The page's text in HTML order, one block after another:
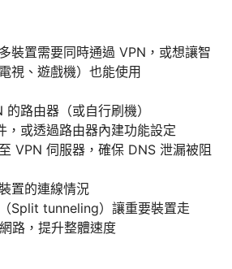
裝置需要同時通過 VPN，或想讓智
視、遊戲機）也能使用
路由器（或自行刷機）
，或透過路由器內建功能設定
VPN 伺服器，確保 DNS 泄漏被阻
置的連線情況
Split tunneling）讓重要裝置走
路，提升整體速度